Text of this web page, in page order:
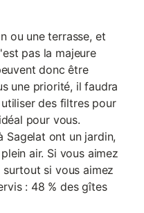
ou une terrasse, et
pas la majeure
donc être
une priorité, il faudra
des filtres pour
pour vous.
Sagelat ont un jardin,
air. Si vous aimez
si vous aimez
: 48 % des gîtes